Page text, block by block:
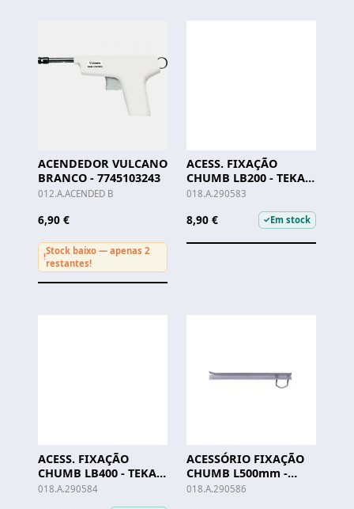
ACENDEDOR VULCANO
BRANCO - 7745103243
012.A.ACENDED B
6,90 €
!
Stock baixo — apenas 2
restantes!
ACESS. FIXAÇÃO
CHUMB LB200 - TEKA -
(enc.min.2)
018.A.290583
8,90 € ✓Em stock
ACESS. FIXAÇÃO
CHUMB LB400 - TEKA -
(enc.min.2)
018.A.290584
ACESSÓRIO FIXAÇÃO
CHUMB L500mm -
TEKA
018.A.290586